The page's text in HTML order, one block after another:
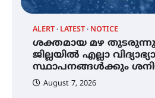
ALERT LATEST NOTICE
ശക്തമായ മഴ
ജില്ലയിൽ എല്ലാ
സ്ഥാപനങ്ങൾക്കും
August 7, 2026
2026 കവിതാ
ബാലൻ ഹാളിൽ